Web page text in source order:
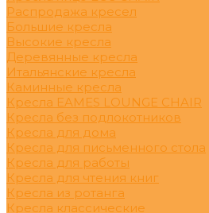
Распродажа кресел
Большие кресла
Высокие кресла
Деревянные кресла
Итальянские кресла
Каминные кресла
Кресла EAMES LOUNGE CHAIR
Кресла без подлокотников
Кресла для дома
Кресла для письменного стола
Кресла для работы
Кресла для чтения книг
Кресла из ротанга
Кресла классические